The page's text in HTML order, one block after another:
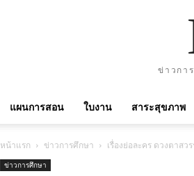
ข่าวกา
แผนการสอน ใบงาน สาระสุขภาพ
หน้าแรก ข่าวการศึกษา เรื่องย่อละคร ดวงตาสว
ข่าวการศึกษา